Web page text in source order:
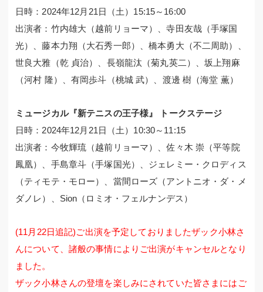
日時：2024年12月21日（土）15:15～16:00
出演者：竹内雄大（越前リョーマ）、寺田友哉（手塚国
光）、藤本力翔（大石秀一郎）、橋本勇大（不二周助）、
世良大雅（乾 貞治）、長嶺龍汰（菊丸英二）、坂上翔麻
（河村 隆）、有岡歩斗（桃城 武）、渡邊 樹（海堂 薫）
ミュージカル『新テニスの王子様』 トークステージ
日時：2024年12月21日（土）10:30～11:15
出演者：今牧輝琉（越前リョーマ）、佐々木 崇（平等院
鳳凰）、手島章斗（手塚国光）、ジェレミー・クロディス
（ティモテ・モロー）、當間ローズ（アントニオ・ダ・メ
ダノレ）、Sion（ロミオ・フェルナンデス）
(11月22日追記)ご出演を予定しておりましたザック小林さ
んについて、諸般の事情によりご出演がキャンセルとなり
ました。
ザック小林さんの登壇を楽しみにされていた皆さまにはご